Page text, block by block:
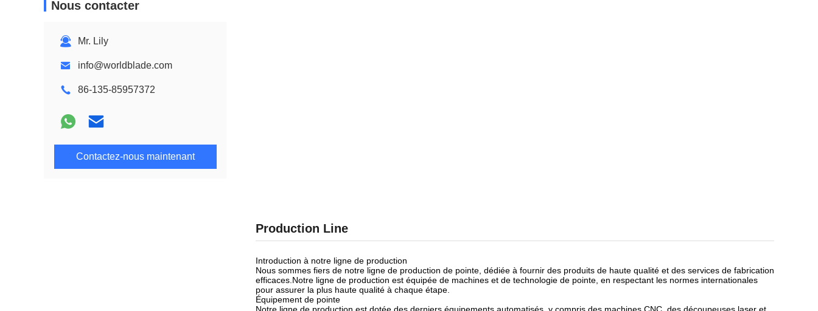
Nous contacter
Mr. Lily
info@worldblade.com
86-135-85957372
Contactez-nous maintenant
Production Line
Introduction à notre ligne de production
Nous sommes fiers de notre ligne de production de pointe, dédiée à fournir des produits de haute qualité et des services de fabrication
efficaces.Notre ligne de production est équipée de machines et de technologie de pointe, en respectant les normes internationales
pour assurer la plus haute qualité à chaque étape.
Équipement de pointe